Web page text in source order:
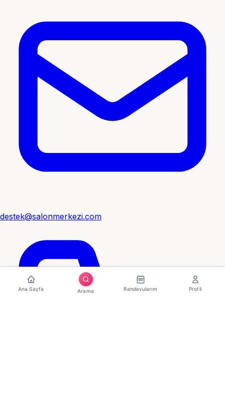
destek@salonmerkezi.com
Ana Sayfa Arama Randevularım Profil